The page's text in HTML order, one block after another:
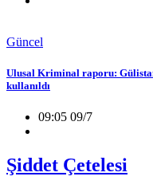
Güncel
Ulusal Kriminal raporu:
kullanıldı
09:05 09/7
Şiddet Çetelesi